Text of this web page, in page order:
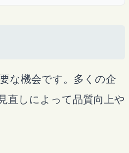
な機会です。多くの企
直しによって品質向上や